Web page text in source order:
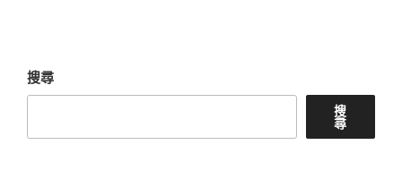
搜尋
搜
尋